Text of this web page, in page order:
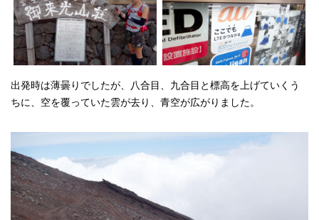
出発時は薄曇りでしたが、八合目、九合目と標高を上げていくう
ちに、空を覆っていた雲が去り、青空が広がりました。